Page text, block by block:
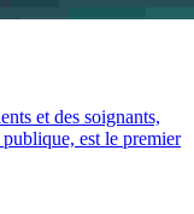
et des soignants,
est le premier